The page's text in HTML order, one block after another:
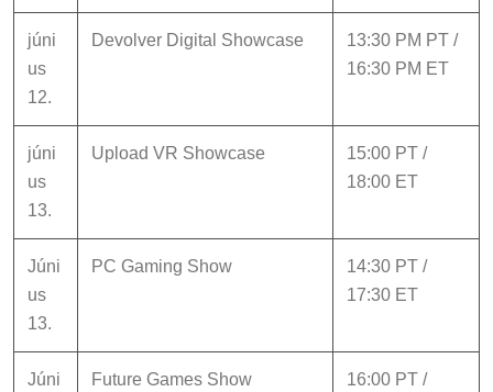
júni
us
12.
Devolver Digital Showcase
13:30 PM PT /
16:30 PM ET
júni
us
13.
Upload VR Showcase
15:00 PT /
18:00 ET
Júni
us
13.
PC Gaming Show
14:30 PT /
17:30 ET
Júni
Future Games Show
16:00 PT /